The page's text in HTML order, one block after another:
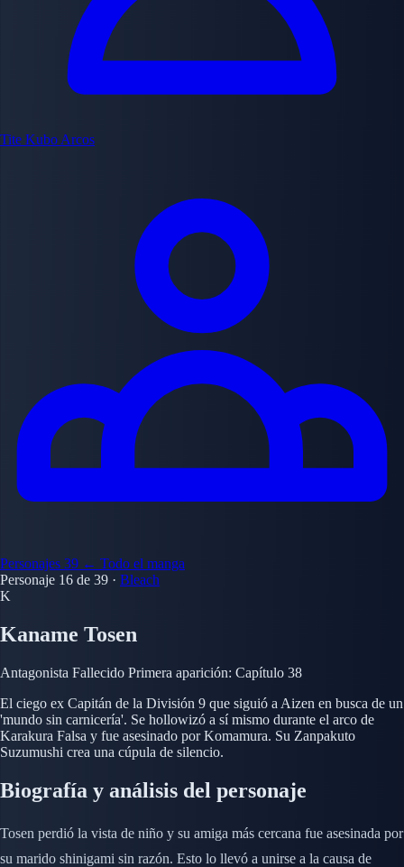
Tite Kubo Arcos
Personajes 39 ← Todo el manga
Personaje 16 de 39 · Bleach
K
Kaname Tosen
Antagonista Fallecido Primera aparición: Capítulo 38
El ciego ex Capitán de la División 9 que siguió a Aizen en busca de un
'mundo sin carnicería'. Se hollowizó a sí mismo durante el arco de
Karakura Falsa y fue asesinado por Komamura. Su Zanpakuto
Suzumushi crea una cúpula de silencio.
Biografía y análisis del personaje
Tosen perdió la vista de niño y su amiga más cercana fue asesinada por
su marido shinigami sin razón. Esto lo llevó a unirse a la causa de